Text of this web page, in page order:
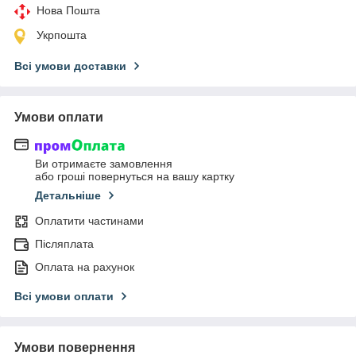
Нова Пошта
Укрпошта
Всі умови доставки
Умови оплати
Ви отримаєте замовлення
або гроші повернуться на вашу картку
Детальніше
Оплатити частинами
Післяплата
Оплата на рахунок
Всі умови оплати
Умови повернення